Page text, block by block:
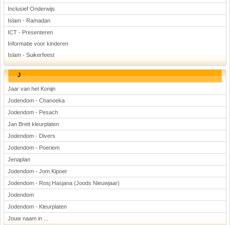
Inclusief Onderwijs
Islam - Ramadan
ICT - Presenteren
Informatie voor kinderen
Islam - Suikerfeest
J
Jaar van het Konijn
Jodendom - Chanoeka
Jodendom - Pesach
Jan Brett kleurplaten
Jodendom - Divers
Jodendom - Poeriem
Jenaplan
Jodendom - Jom Kipoer
Jodendom - Rosj Hasjana (Joods Nieuwjaar)
Jodendom
Jodendom - Kleurplaten
Jouw naam in ...